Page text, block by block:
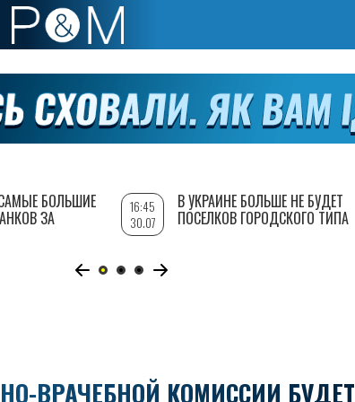
ВРАЧЕБНОЙ КОМИССИИ БУДЕТ
БОЛЬШИЕ
ЗА
16:45
30.07
В УКРАИНЕ БОЛЬШЕ НЕ БУДЕТ
ПОСЕЛКОВ ГОРОДСКОГО ТИПА